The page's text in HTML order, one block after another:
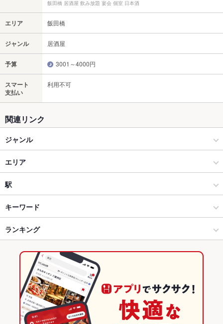
飯田橋 居酒屋 飲み放題 宴会 個室 日本酒
エリア 飯田橋
ジャンル 居酒屋
予算 3001～4000円
スマート
支払い
利用不可
関連リンク
ジャンル
居酒屋
海鮮
水道橋・飯田橋・神楽坂 × 居酒屋
水道橋・飯田橋・神楽坂 × 海鮮
飯田橋駅 × 居酒屋
飯田橋駅 × 海鮮
焼き鳥・鶏料理
エリア
飯田橋
飯田橋 × 居酒屋
飯田橋 × 海鮮
飯田橋 × 和食
飯田橋 × 焼き鳥・鶏料理
東京 × 居酒屋
駅
飯田橋駅
キーワード
からあげ
たこ焼き チーズケーキ
ランキング
東京のグルメランキング
東京の居酒屋ランキング
東京の海鮮ランキング
水道橋・飯田橋・神楽坂のグルメランキング